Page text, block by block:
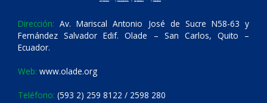
Dirección: Av. Mariscal Antonio José de Sucre N58-63 y
Fernández Salvador Edif. Olade – San Carlos, Quito –
Ecuador.
Web: www.olade.org
Teléfono: (593 2) 259 8122 / 2598 280